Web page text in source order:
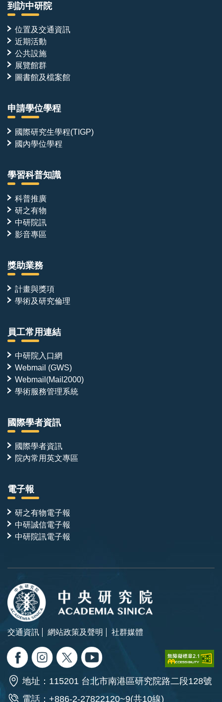
到訪中研院
位置及交通資訊
近期活動
公共設施
展覽館群
圖書館及檔案館
申請學位學程
國際研究生學程(TIGP)
國內學位學程
學習科普知識
科普推廣
研之有物
中研院訊
影音專區
獎助業務
計畫與獎項
學術及研究倫理
員工常用連結
中研院入口網
Webmail (GWS)
Webmail(Mail2000)
學術服務管理系統
國際學者資訊
國際學者資訊
院內常用英文專區
電子報
研之有物電子報
中研誠信電子報
中研院訊電子報
交通資訊 網站政策及聲明 社群媒體
地址：115201 台北市南港區研究院路二段128號
電話：+886-2-27822120~9(共10線)